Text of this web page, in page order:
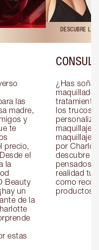
las
madre,
y
te
precio,
el
la
Beauty
un
de la
estas
DESCUBRE
¿Has
los
maquillaje
maquillaje
por
descubre
pensados
realidad
como
productos